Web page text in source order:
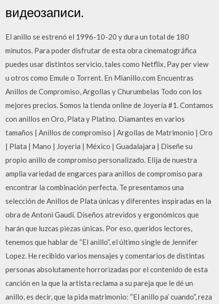
видеозаписи.
El anillo se estrenó el 1996-10-20 y dura un total de 180
minutos. Para poder disfrutar de esta obra cinematográfica
puedes usar distintos servicio, tales como Netflix, Pay per view
u otros como Emule o Torrent. En Mianillo.com Encuentras
Anillos de Compromiso, Argollas y Churumbelas Todo con los
mejores precios. Somos la tienda online de Joyería #1. Contamos
con anillos en Oro, Plata y Platino. Diamantes en varios
tamaños | Anillos de compromiso | Argollas de Matrimonio | Oro
| Plata | Mano | Joyeria | México | Guadalajara | Diseñe su
propio anillo de compromiso personalizado. Elija de nuestra
amplia variedad de engarces para anillos de compromiso para
encontrar la combinación perfecta. Te presentamos una
selección de Anillos de Plata únicas y diferentes inspiradas en la
obra de Antoni Gaudí. Diseños atrevidos y ergonómicos que
harán que luzcas piezas únicas. Por eso, queridos lectores,
tenemos que hablar de “El anillo”, el último single de Jennifer
Lopez. He recibido varios mensajes y comentarios de distintas
personas absolutamente horrorizadas por el contenido de esta
canción en la que la artista reclama a su pareja que le dé un
anillo, es decir, que la pida matrimonio: “El anillo pa’ cuando”, reza